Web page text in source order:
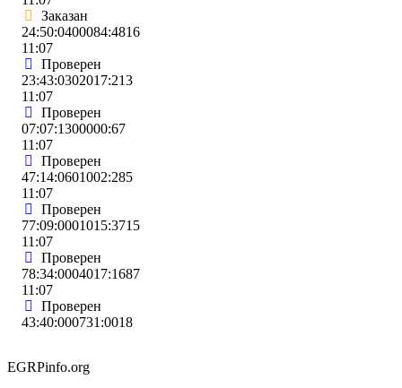
Заказан
24:50:0400084:4816
11:07
Проверен
23:43:0302017:213
11:07
Проверен
07:07:1300000:67
11:07
Проверен
47:14:0601002:285
11:07
Проверен
77:09:0001015:3715
11:07
Проверен
78:34:0004017:1687
11:07
Проверен
43:40:000731:0018
EGRPinfo.org